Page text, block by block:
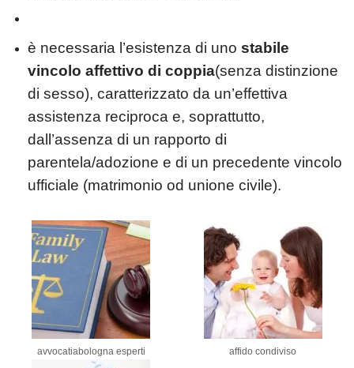
è necessaria l’esistenza di uno stabile
vincolo affettivo di coppia(senza distinzione
di sesso), caratterizzato da un’effettiva
assistenza reciproca e, soprattutto,
dall’assenza di un rapporto di
parentela/adozione e di un precedente vincolo
ufficiale (matrimonio od unione civile).
avvocatiabologna esperti affido condiviso